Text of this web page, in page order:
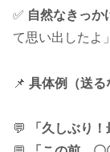
✅ 自然なきっか
て思い出したよ
📌 具体例（送る
💬 「久しぶり！